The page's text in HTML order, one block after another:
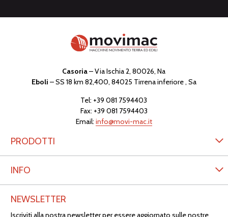
Casoria– Via Ischia 2, 80026, Na
Eboli – SS 18 km 82,400, 84025 Tirrena inferiore , Sa
Tel: +39 081 7594403
Fax: +39 081 7594403
Email: info@movi-mac.it
PRODOTTI
INFO
NEWSLETTER
Iscriviti alla nostra newsletter per essere aggiornato sulle nostre